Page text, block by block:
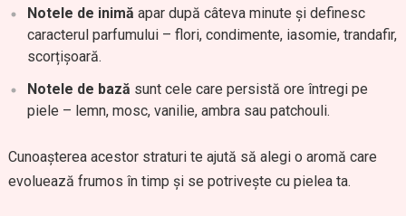
Notele de inimă apar după câteva minute și definesc
caracterul parfumului – flori, condimente, iasomie, trandafir,
scorțișoară.
Notele de bază sunt cele care persistă ore întregi pe
piele – lemn, mosc, vanilie, ambra sau patchouli.
Cunoașterea acestor straturi te ajută să alegi o aromă care
evoluează frumos în timp și se potrivește cu pielea ta.